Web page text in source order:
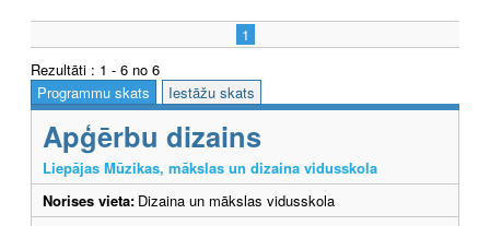
1
Rezultāti : 1 - 6 no 6
Programmu skats
Iestāžu skats
Apģērbu dizains
Liepājas Mūzikas, mākslas un dizaina vidusskola
Norises vieta: Dizaina un mākslas vidusskola